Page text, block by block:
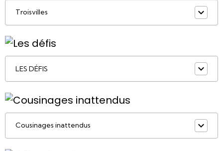
Troisvilles
LES DÉFIS
Cousinages inattendus